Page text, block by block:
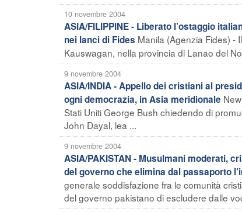
10 novembre 2004
ASIA/FILIPPINE - Liberato l’ostaggio
nei lanci di Fides Manila (Agenzia Fides) -
Kauswagan, nella provincia di Lanao del
9 novembre 2004
ASIA/INDIA - Appello dei cristiani al
ogni democrazia, in Asia meridionale
Stati Uniti George Bush chiedendo di
John Dayal, lea ...
9 novembre 2004
ASIA/PAKISTAN - Musulmani moderati,
del governo che elimina dal passaporto
generale soddisfazione fra le comunità
del governo pakistano di escludere dalle